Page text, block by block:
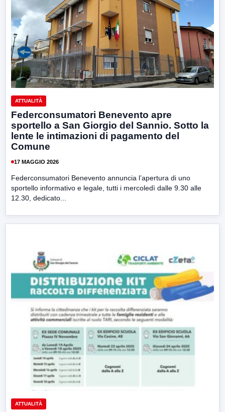
ATTUALITÀ
Federconsumatori Benevento apre
sportello a San Giorgio del Sannio. Sotto la
lente le intimazioni di pagamento del
Comune
17 MAGGIO 2026
Federconsumatori Benevento annuncia l’apertura di uno
sportello informativo e legale, tutti i mercoledì dalle 9.30 alle
12.30, dedicato...
ATTUALITÀ